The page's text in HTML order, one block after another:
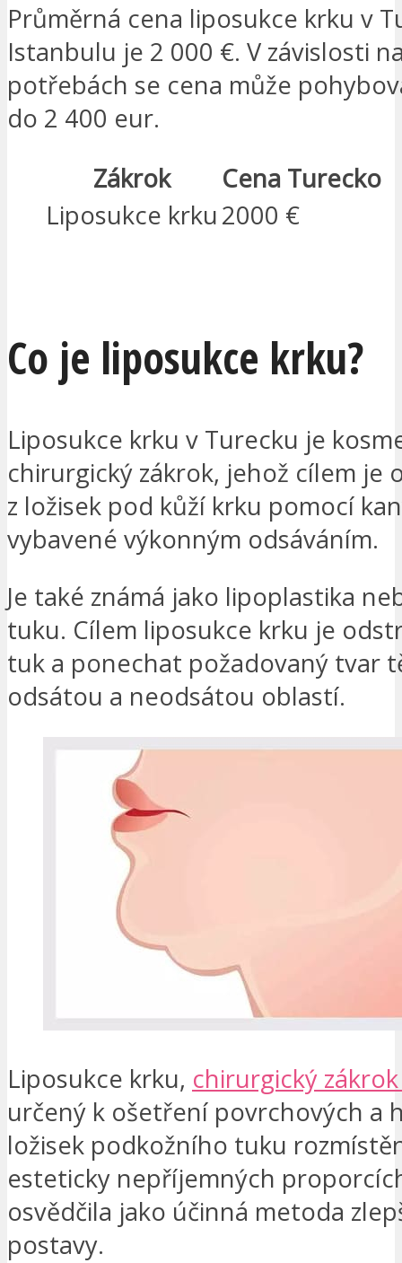
Průměrná cena liposukce krku v
Istanbulu je 2 000 €. V závislosti
potřebách se cena může
do 2 400 eur.
Zákrok
Cena Turecko
Liposukce krku2000 €
Co je liposukce krku?
Liposukce krku v Turecku je
chirurgický zákrok, jehož cílem je
z ložisek pod kůží krku pomocí
vybavené výkonným odsáváním.
Je také známá jako lipoplastika
tuku. Cílem liposukce krku je
tuk a ponechat požadovaný tvar
odsátou a neodsátou oblastí.
Liposukce krku, chirurgický
určený k ošetření povrchových a
ložisek podkožního tuku
esteticky nepříjemných
osvědčila jako účinná metoda
postavy.